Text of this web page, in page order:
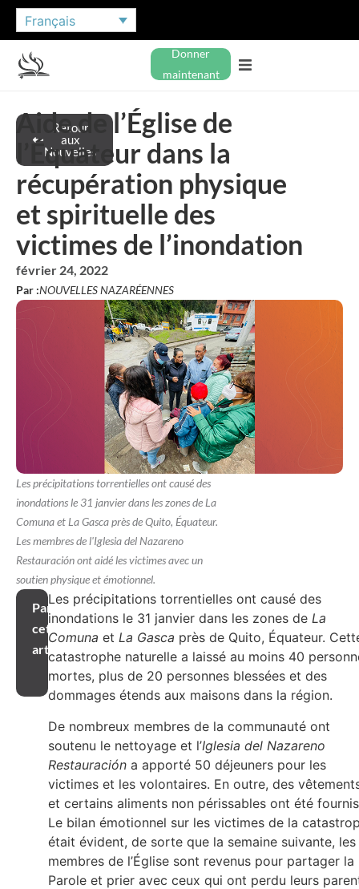
Français
Donner
maintenant
Retour
aux
Nouvelles
Aide de l’Église de
l’Équateur dans la
récupération physique
et spirituelle des
victimes de l’inondation
février 24, 2022
Par :NOUVELLES NAZARÉENNES
Les précipitations torrentielles ont causé des
inondations le 31 janvier dans les zones de La
Comuna et La Gasca près de Quito, Équateur.
Les membres de l'Iglesia del Nazareno
Restauración ont aidé les victimes avec un
soutien physique et émotionnel.
Partager
cet
article
Les précipitations torrentielles ont causé des
inondations le 31 janvier dans les zones de La
Comuna et La Gasca près de Quito, Équateur.
catastrophe naturelle a laissé au moins 40
mortes, plus de 20 personnes blessées et des
dommages étends aux maisons dans la région.
De nombreux membres de la communauté ont
soutenu le nettoyage et l’Iglesia del Nazareno
Restauración a apporté 50 déjeuners pour les
victimes et les volontaires. En outre, des
et certains aliments non périssables ont été
Le bilan émotionnel sur les victimes de la
était évident, de sorte que la semaine suivante, les
membres de l’Église sont revenus pour partager la
Parole et prier avec ceux qui ont perdu leurs